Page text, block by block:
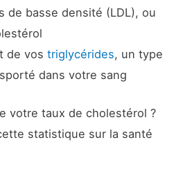
de basse densité (LDL), ou
de vos triglycérides, un type
dans votre sang
votre taux de cholestérol ?
statistique sur la santé